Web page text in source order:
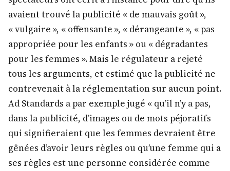
avaient trouvé la publicité « de mauvais goût »,
« vulgaire », « offensante », « dérangeante », « pas
appropriée pour les enfants » ou « dégradantes
pour les femmes ». Mais le régulateur a rejeté
tous les arguments, et estimé que la publicité ne
contrevenait à la réglementation sur aucun point.
Ad Standards a par exemple jugé « qu’il n’y a pas,
dans la publicité, d’images ou de mots péjoratifs
qui signifieraient que les femmes devraient être
gênées d’avoir leurs règles ou qu’une femme qui a
ses règles est une personne considérée comme